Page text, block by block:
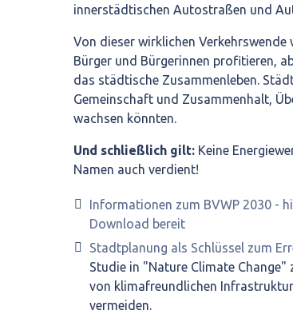
innerstädtischen Autostraßen und
Von dieser wirklichen
Bürger und Bürgerinnen profitieren,
das städtische Zusammenleben.
Gemeinschaft und Zusammenhalt,
wachsen könnten.
Und schließlich gilt: Keine
Namen auch verdient!
Informationen zum BVWP 2030 -
Download bereit
Stadtplanung als Schlüssel zum
Studie in "Nature Climate
von klimafreundlichen
vermeiden.